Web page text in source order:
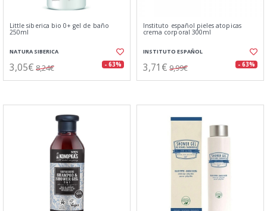
Little siberica bio 0+ gel de baño
250ml
NATURA SIBERICA
3,05€ 8,24€ - 63%
Instituto español pieles atopicas
crema corporal 300ml
INSTITUTO ESPAÑOL
3,71€ 9,99€ - 63%